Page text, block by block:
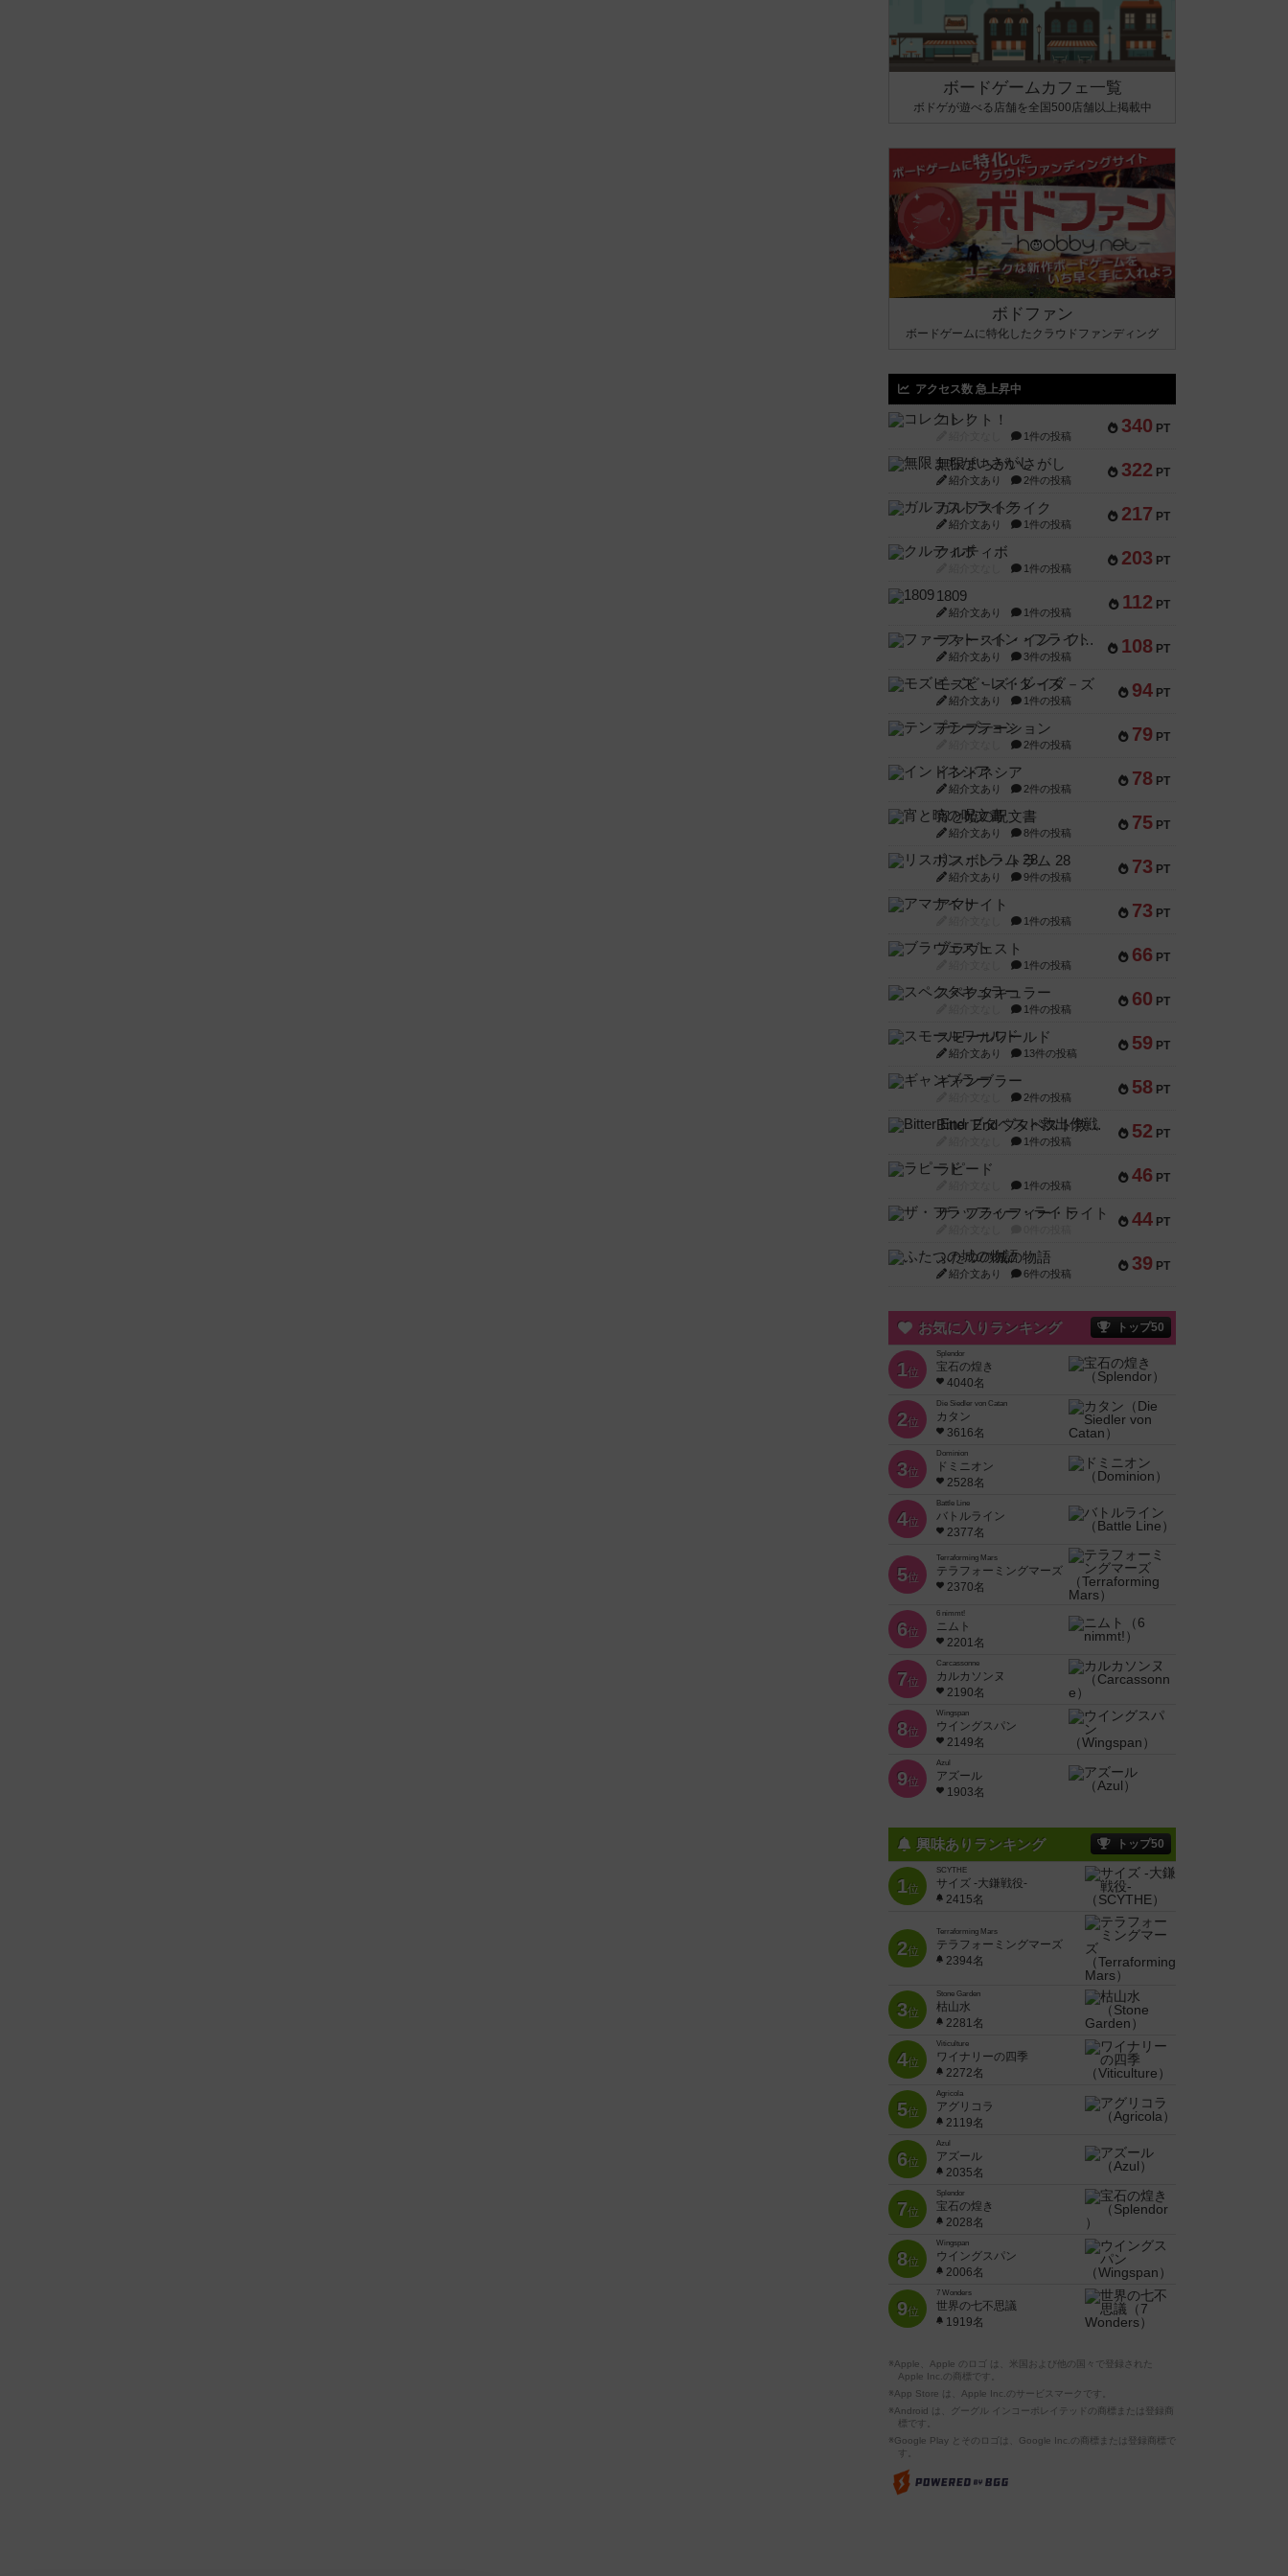
ボードゲームカフェ一覧
ボドゲが遊べる店舗を全国500店舗以上掲載中
ボドファン
ボードゲームに特化したクラウドファンディング
アクセス数 急上昇中
340 PT
コレクト！
1件の投稿
322 PT
無限まちがいさがし
紹介文あり 2件の投稿
217 PT
ガルフストライク
紹介文あり 1件の投稿
203 PT
クルティボ
1件の投稿
112 PT
1809
紹介文あり 1件の投稿
108 PT
ファースト・イン・フライト
紹介文あり 3件の投稿
94 PT
モズビ－ズ・レイダ－ズ
紹介文あり 1件の投稿
79 PT
テンプテーション
2件の投稿
78 PT
インドネシア
紹介文あり 2件の投稿
75 PT
宵と暁の呪文書
紹介文あり 8件の投稿
73 PT
リスボン・トラム 28
紹介文あり 9件の投稿
73 PT
アマナイト
1件の投稿
66 PT
ブラヴェスト
1件の投稿
60 PT
スペクタキュラー
1件の投稿
59 PT
スモールワールド
紹介文あり 13件の投稿
58 PT
ギャンブラー
2件の投稿
52 PT
Bitter End ブタペスト救出作戦
1件の投稿
46 PT
ラピード
1件の投稿
44 PT
ザ・フラッフィー・ライト
39 PT
ふたつの城の物語
紹介文あり 6件の投稿
お気に入りランキング トップ50
1位
Splendor
宝石の煌き
4040名
2位
Die Siedler von Catan
カタン
3616名
3位
Dominion
ドミニオン
2528名
4位
Battle Line
バトルライン
2377名
5位
Terraforming Mars
テラフォーミングマーズ
2370名
6位
6 nimmt!
ニムト
2201名
7位
Carcassonne
カルカソンヌ
2190名
8位
Wingspan
ウイングスパン
2149名
9位
Azul
アズール
1903名
興味ありランキング トップ50
1位
SCYTHE
サイズ -大鎌戦役-
2415名
2位
Terraforming Mars
テラフォーミングマーズ
2394名
3位
Stone Garden
枯山水
2281名
4位
Viticulture
ワイナリーの四季
2272名
5位
Agricola
アグリコラ
2119名
6位
Azul
アズール
2035名
7位
Splendor
宝石の煌き
2028名
8位
Wingspan
ウイングスパン
2006名
9位
7 Wonders
世界の七不思議
1919名
※Apple、Apple のロゴ は、米国および他の国々で登録された
Apple Inc.の商標です。
※App Store は、Apple Inc.のサービスマークです。
※Android は、グーグル インコーポレイテッドの商標または登録商
標です。
※Google Play とそのロゴは、Google Inc.の商標または登録商標で
す。